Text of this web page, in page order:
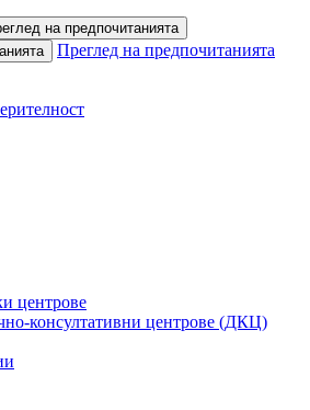
на предпочитанията
Преглед на предпочитанията
центрове
консултативни центрове (ДКЦ)